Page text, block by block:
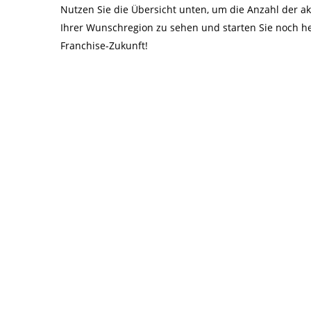
Nutzen Sie die Übersicht unten, um die Anzahl der
Ihrer Wunschregion zu sehen und starten Sie noch
Franchise-Zukunft!